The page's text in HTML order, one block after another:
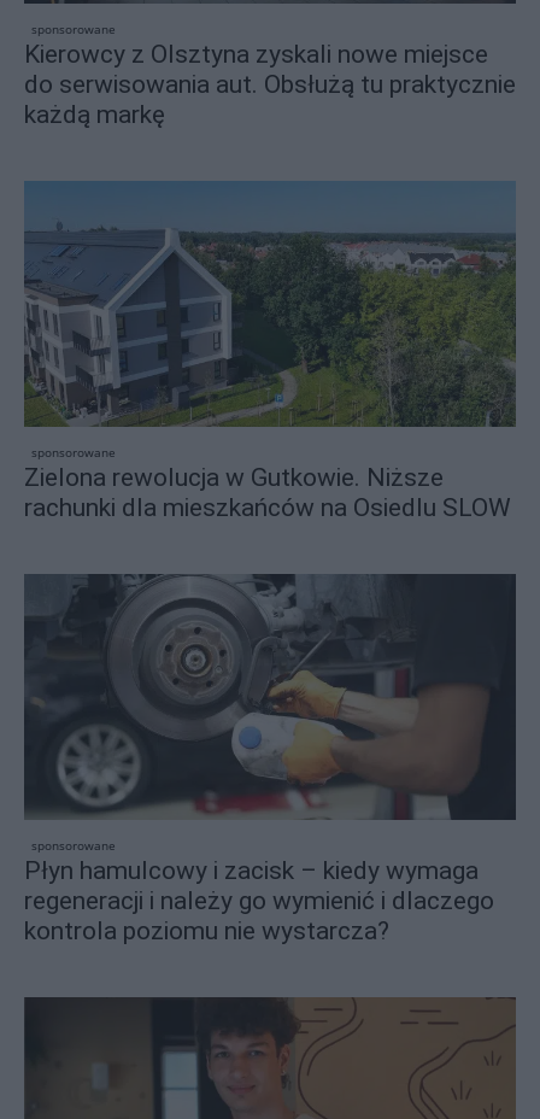
sponsorowane
Kierowcy z Olsztyna zyskali nowe miejsce
do serwisowania aut. Obsłużą tu praktycznie
każdą markę
sponsorowane
Zielona rewolucja w Gutkowie. Niższe
rachunki dla mieszkańców na Osiedlu SLOW
sponsorowane
Płyn hamulcowy i zacisk – kiedy wymaga
regeneracji i należy go wymienić i dlaczego
kontrola poziomu nie wystarcza?